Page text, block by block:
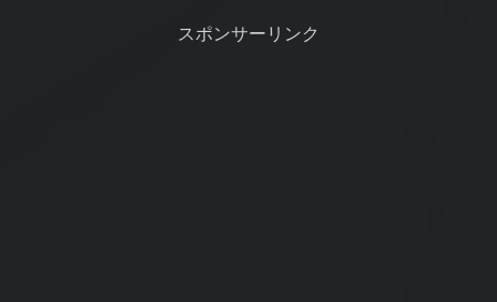
スポンサーリンク